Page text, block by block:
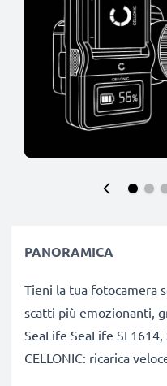
PANORAMICA
Tieni la tua fotocamera
scatti più emozionanti,
SeaLife SeaLife
CELLONIC: ricarica